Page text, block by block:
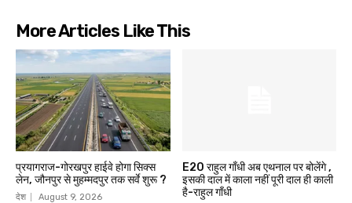
More Articles Like This
प्रयागराज-गोरखपुर हाईवे होगा सिक्स
लेन, जौनपुर से मुहम्मदपुर तक सर्वे शुरू ?
देश August 9, 2026
E20 राहुल गाँधी अब एथनाल पर बोलेंगे ,
इसकी दाल में काला नहीं पूरी दाल ही काली
है-राहुल गाँधी